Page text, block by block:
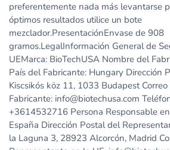
preferentemente nada más levantarse
óptimos resultados utilice un bote
mezclador.PresentaciónEnvase de 908
gramos.LegalInformación General de
UEMarca: BioTechUSA Nombre del
País del Fabricante: Hungary Dirección
Kiscsikós köz 11, 1033 Budapest
Fabricante: info@biotechusa.com
+3614532716 Persona Responsable
España Dirección Postal del
la Laguna 3, 28923 Alcorcón, Madrid